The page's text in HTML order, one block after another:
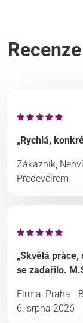
„Rychlá,
Zákazník,
Předevčírem
„Skvělá
se zadařilo.
Firma, Praha -
6. srpna 2026